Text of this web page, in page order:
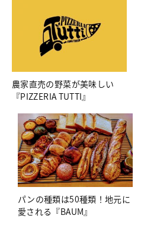
農家直売の野菜が美味しい
『PIZZERIA TUTTI』
パンの種類は50種類！地元に
愛される『BAUM』